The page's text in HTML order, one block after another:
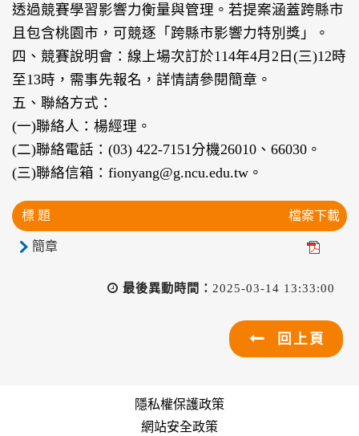
透過競賽學習影響力衡量與管理。若提案涵蓋跨縣市
且包含桃園市，可競逐「跨縣市影響力特別獎」。
四、競賽說明會：線上場次訂於114年4月2日(三)12時
至13時，需事先報名，詳情請參閱簡章。
五、聯絡方式：
(一)聯絡人：楊經理。
(二)聯絡電話：(03) 422-7151分機26010、66030。
(三)聯絡信箱：fionyang@g.ncu.edu.tw。
標 題 檔案下載
簡章
最後異動時間： 2025-03-14 13:33:00
回上頁
隱私權保護政策
網站安全政策